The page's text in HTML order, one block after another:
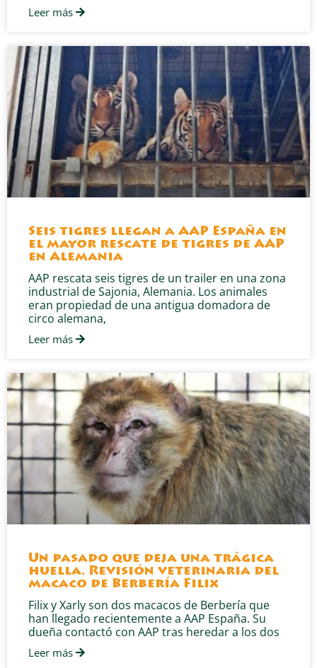
Leer más
Seis tigres llegan a AAP España en
el mayor rescate de tigres de AAP
en Alemania
AAP rescata seis tigres de un trailer en una zona
industrial de Sajonia, Alemania. Los animales
eran propiedad de una antigua domadora de
circo alemana,
Leer más
Un pasado que deja una trágica
huella. Revisión veterinaria del
macaco de Berbería Filix
Filix y Xarly son dos macacos de Berbería que
han llegado recientemente a AAP España. Su
dueña contactó con AAP tras heredar a los dos
Leer más